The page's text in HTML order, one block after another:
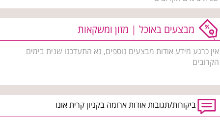
מבצעים באוכל | מזון ומשקאות
אין כרגע מידע אודות מבצעים נוספים, נא התעדכנו שנית בימים
הקרובים
ביקורות/תגובות אודות ארומה בקניון קרית אונו